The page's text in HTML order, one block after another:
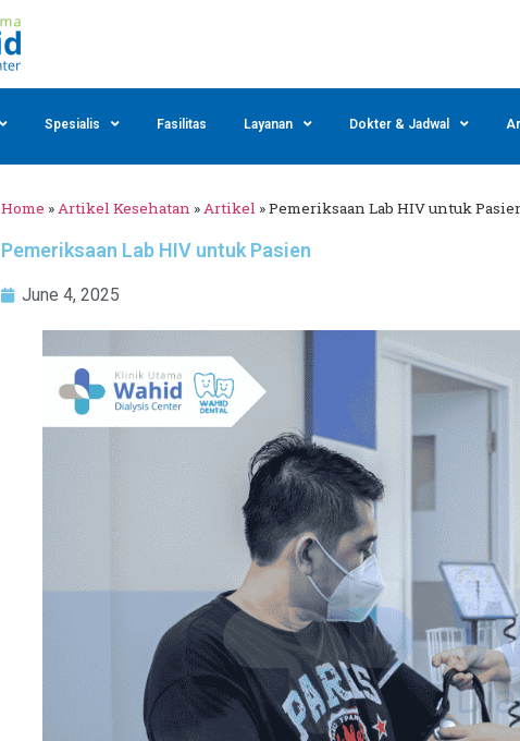
Spesialis Fasilitas Layanan Dokter & Jadwal
Home »Artikel Kesehatan»Artikel»Pemeriksaan Lab HIV untuk
Pemeriksaan Lab HIV untuk Pasien
June 4, 2025